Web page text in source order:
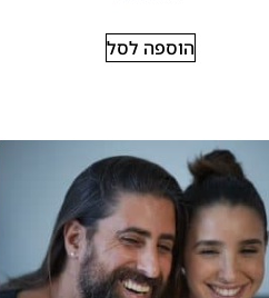
הוספה לסל